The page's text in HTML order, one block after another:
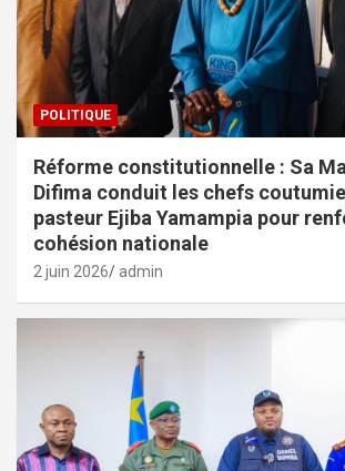
POLITIQUE
Réforme constitutionnelle : Sa
Difima conduit les chefs
pasteur Ejiba Yamampia pour
cohésion nationale
2 juin 2026 admin